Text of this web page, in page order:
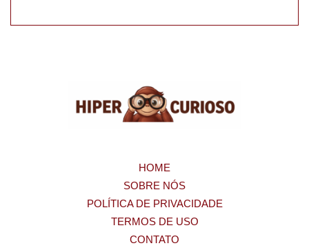
HOME
SOBRE NÓS
POLÍTICA DE PRIVACIDADE
TERMOS DE USO
CONTATO